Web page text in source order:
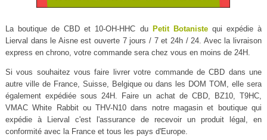
La boutique de CBD et 10-OH-HHC du Petit Botanistequi expédie à
Lierval dans le Aisne est ouverte 7 jours / 7 et 24h / 24. Avec la livraison
express en chrono, votre commande sera chez vous en moins de 24H.
Si vous souhaitez vous faire livrer votre commande de CBD dans une
autre ville de France, Suisse, Belgique ou dans les DOM TOM, elle sera
également expédiée sous 24H. Faire un achat de CBD, BZ10, T9HC,
VMAC White Rabbit ou THV-N10 dans notre magasin et boutique qui
expédie à Lierval c'est l'assurance de recevoir un produit légal, en
conformité avec la France et tous les pays d'Europe.